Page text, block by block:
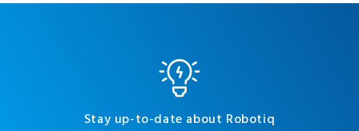
Stay up-to-date about Robotiq